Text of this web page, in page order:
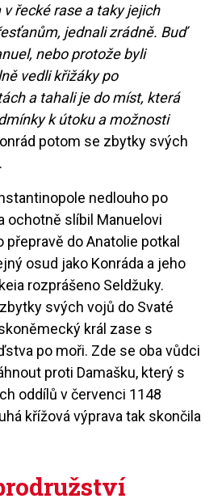
řecké rase a taky jejich
jednali zrádně. Buď
nebo protože byli
vedli křižáky po
a tahali je do míst, která
k útoku a možnosti
potom se zbytky svých
nedlouho po
ochotně slíbil Manuelovi
do Anatolie potkal
osud jako Konráda a jeho
rozprášeno Seldžuky.
svých vojů do Svaté
král zase s
po moři. Zde se oba vůdci
proti Damašku, který s
oddílů v červenci 1148
křížová výprava tak skončila